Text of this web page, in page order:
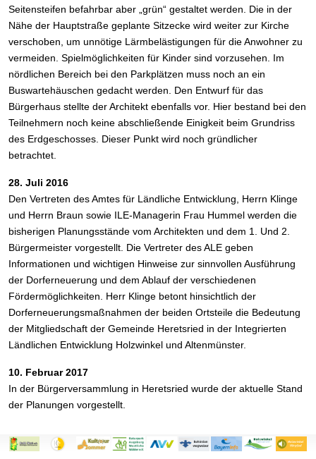
Seitensteifen befahrbar aber „grün“ gestaltet werden. Die in der
Nähe der Hauptstraße geplante Sitzecke wird weiter zur Kirche
verschoben, um unnötige Lärmbelästigungen für die Anwohner zu
vermeiden. Spielmöglichkeiten für Kinder sind vorzusehen. Im
nördlichen Bereich bei den Parkplätzen muss noch an ein
Buswartehäuschen gedacht werden. Den Entwurf für das
Bürgerhaus stellte der Architekt ebenfalls vor. Hier bestand bei den
Teilnehmern noch keine abschließende Einigkeit beim Grundriss
des Erdgeschosses. Dieser Punkt wird noch gründlicher
betrachtet.
28. Juli 2016
Den Vertreten des Amtes für Ländliche Entwicklung, Herrn Klinge
und Herrn Braun sowie ILE-Managerin Frau Hummel werden die
bisherigen Planungsstände vom Architekten und dem 1. Und 2.
Bürgermeister vorgestellt. Die Vertreter des ALE geben
Informationen und wichtigen Hinweise zur sinnvollen Ausführung
der Dorferneuerung und dem Ablauf der verschiedenen
Fördermöglichkeiten. Herr Klinge betont hinsichtlich der
Dorferneuerungsmaßnahmen der beiden Ortsteile die Bedeutung
der Mitgliedschaft der Gemeinde Heretsried in der Integrierten
Ländlichen Entwicklung Holzwinkel und Altenmünster.
10. Februar 2017
In der Bürgerversammlung in Heretsried wurde der aktuelle Stand
der Planungen vorgestellt.